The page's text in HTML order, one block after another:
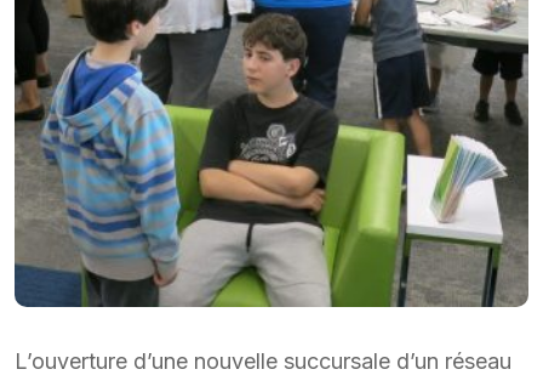
L’ouverture d’une nouvelle succursale d’un réseau